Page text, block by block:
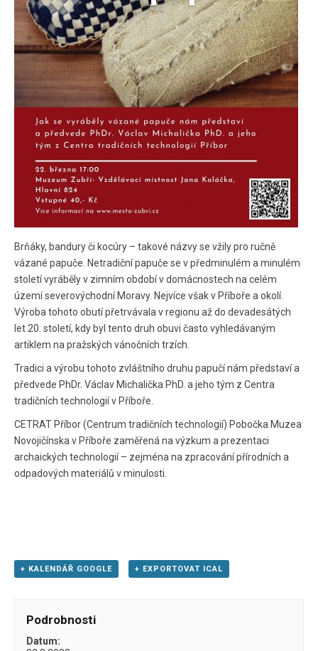
Brňáky, bandury či kocúry – takové názvy se vžily pro ručně
vázané papuče. Netradiční papuče se v předminulém a minulém
století vyráběly v zimním období v domácnostech na celém
území severovýchodní Moravy. Nejvíce však v Příboře a okolí.
Výroba tohoto obutí přetrvávala v regionu až do devadesátých
let 20. století, kdy byl tento druh obuvi často vyhledávaným
artiklem na pražských vánočních trzích.
Tradici a výrobu tohoto zvláštního druhu papučí nám představí a
předvede PhDr. Václav Michalička PhD. a jeho tým z Centra
tradičních technologií v Příboře.
CETRAT Příbor (Centrum tradičních technologií) Pobočka Muzea
Novojičínska v Příboře zaměřená na výzkum a prezentaci
archaických technologií – zejména na zpracování přírodních a
odpadových materiálů v minulosti.
+ KALENDÁŘ GOOGLE + EXPORTOVAT ICAL
Podrobnosti
Datum: